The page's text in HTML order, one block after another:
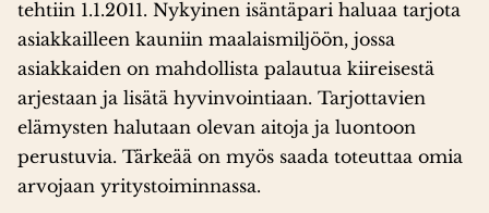
tehtiin 1.1.2011. Nykyinen isäntäpari haluaa tarjota
asiakkailleen kauniin maalaismiljöön, jossa
asiakkaiden on mahdollista palautua kiireisestä
arjestaan ja lisätä hyvinvointiaan. Tarjottavien
elämysten halutaan olevan aitoja ja luontoon
perustuvia. Tärkeää on myös saada toteuttaa omia
arvojaan yritystoiminnassa.